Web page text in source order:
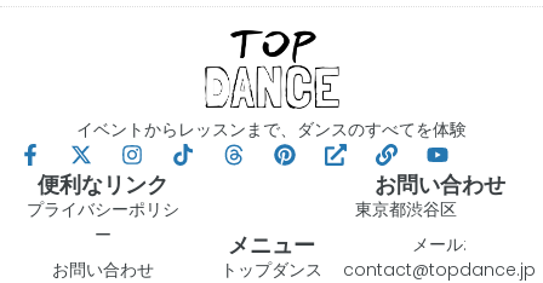
イベントからレッスンまで、ダンスのすべてを体験
便利なリンク
プライバシーポリシ
ー
お問い合わせ
メニュー
トップダンス
お問い合わせ
東京都渋谷区
メール:
contact@topdance.jp